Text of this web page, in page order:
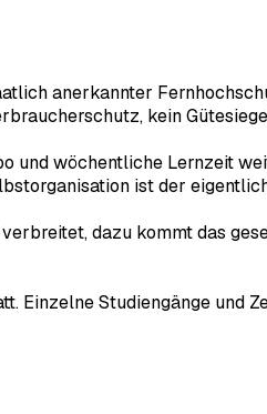
anerkannter
kein
und wöchentliche Lernzeit
ist der
dazu kommt das
Einzelne Studiengänge